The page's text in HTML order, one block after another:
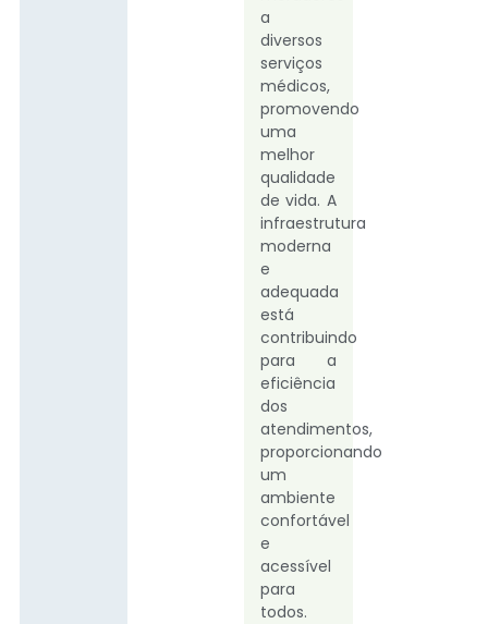
a
diversos
serviços
médicos,
promovendo
uma
melhor
qualidade
de vida. A
infraestrutura
moderna
e
adequada
está
contribuindo
para a
eficiência
dos
atendimentos,
proporcionando
um
ambiente
confortável
e
acessível
para
todos.